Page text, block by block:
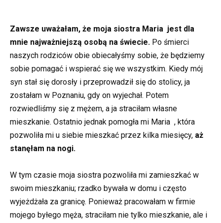
Zawsze uważałam, że moja siostra Maria jest dla
mnie najważniejszą osobą na świecie. Po śmierci
naszych rodziców obie obiecałyśmy sobie, że będziemy
sobie pomagać i wspierać się we wszystkim. Kiedy mój
syn stał się dorosły i przeprowadził się do stolicy, ja
zostałam w Poznaniu, gdy on wyjechał. Potem
rozwiedliśmy się z mężem, a ja straciłam własne
mieszkanie. Ostatnio jednak pomogła mi Maria , która
pozwoliła mi u siebie mieszkać przez kilka miesięcy, aż
stanęłam na nogi.
W tym czasie moja siostra pozwoliła mi zamieszkać w
swoim mieszkaniu; rzadko bywała w domu i często
wyjeżdżała za granicę. Ponieważ pracowałam w firmie
mojego byłego męża, straciłam nie tylko mieszkanie, ale i